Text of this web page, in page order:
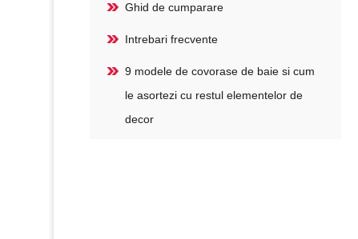
Ghid de cumparare
Intrebari frecvente
9 modele de covorase de baie si cum
le asortezi cu restul elementelor de
decor